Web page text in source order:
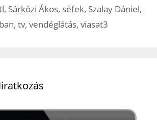
, Sárközi Ákos, séfek, Szalay Dániel,
, tv, vendéglátás, viasat3